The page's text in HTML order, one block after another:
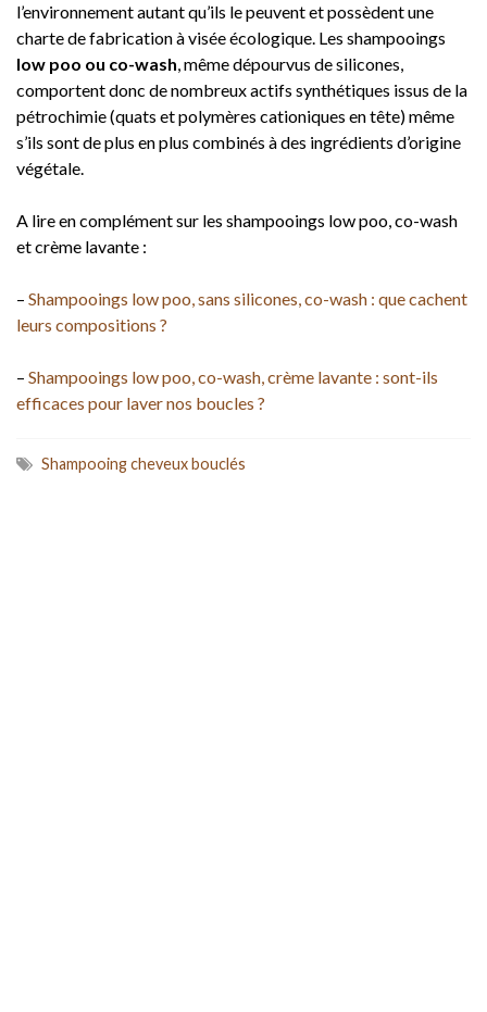
l’environnement autant qu’ils le peuvent et possèdent une
charte de fabrication à visée écologique. Les shampooings
low poo ou co-wash, même dépourvus de silicones,
comportent donc de nombreux actifs synthétiques issus de la
pétrochimie (quats et polymères cationiques en tête) même
s’ils sont de plus en plus combinés à des ingrédients d’origine
végétale.
A lire en complément sur les shampooings low poo, co-wash
et crème lavante :
– Shampooings low poo, sans silicones, co-wash : que cachent
leurs compositions ?
– Shampooings low poo, co-wash, crème lavante : sont-ils
efficaces pour laver nos boucles ?
Shampooing cheveux bouclés